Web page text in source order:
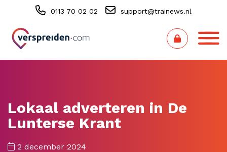
0113 70 02 02 support@trainews.nl
Lokaal adverteren in De
Lunterse Krant
2 december 2024